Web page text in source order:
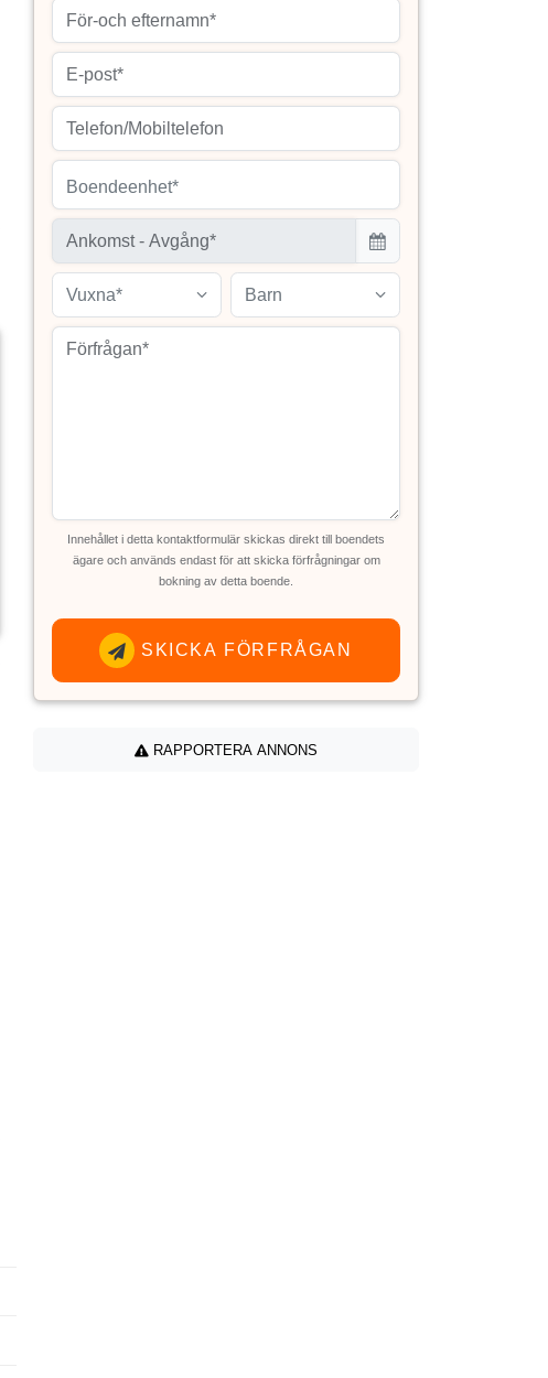
Boendeenhet*
Vuxna* Barn
Innehållet i detta kontaktformulär skickas direkt till boendets
ägare och används endast för att skicka förfrågningar om
bokning av detta boende.
SKICKA FÖRFRÅGAN
RAPPORTERA ANNONS